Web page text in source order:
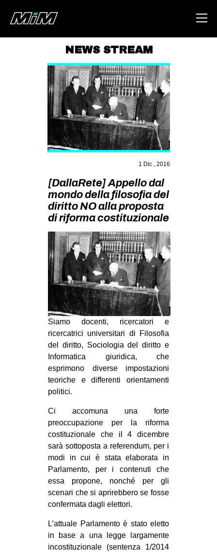
ABOUT
AREA
DEGENERAZIONE
GAZA FREESTYLE
CSOA LAMBRETTA
STUDENTI TSUNAMI
ZAM
MILANO
MOBILITAZIONI
SPAZI
SPORT POPOLARE
MOVIMENTI
AMBIENTE
ANTIFASCISMO
DIRITTO ALL’ABITARE
GENERI
MIGRAZIONI
REPRESSIONE
STUDENTI
CULTURE
ARTE
CINEMA
MANIFESTI
MUSICA
RECENSIONI
INTERNAZIONALE
NEWS STREAM
1 Dic , 2016
[DallaRete] Appello dal
mondo della filosofia del
diritto NO alla proposta
di riforma costituzionale
Siamo docenti, ricercatori e
ricercatrici universitari di Filosofia
del diritto, Sociologia del diritto e
Informatica giuridica, che
esprimono diverse impostazioni
teoriche e differenti orientamenti
politici.
Ci accomuna una forte
preoccupazione per la riforma
costituzionale che il 4 dicembre
sarà sottoposta a referendum, per i
modi in cui è stata elaborata in
Parlamento, per i contenuti che
essa propone, nonché per gli
scenari che si aprirebbero se fosse
confermata dagli elettori.
L’attuale Parlamento è stato eletto
in base a una legge largamente
incostituzionale (sentenza 1/2014